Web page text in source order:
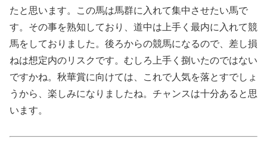
たと思います。この馬は馬群に入れて集中させたい馬で
す。その事を熟知しており、道中は上手く最内に入れて競
馬をしておりました。後ろからの競馬になるので、差し損
ねは想定内のリスクです。むしろ上手く捌いたのではない
ですかね。秋華賞に向けては、これで人気を落とすでしょ
うから、楽しみになりましたね。チャンスは十分あると思
います。